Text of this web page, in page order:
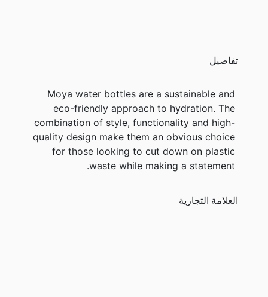
تفاصيل
Moya water bottles are a sustainable and
eco-friendly approach to hydration. The
combination of style, functionality and high-
quality design make them an obvious choice
for those looking to cut down on plastic
waste while making a statement.
العلامة التجارية